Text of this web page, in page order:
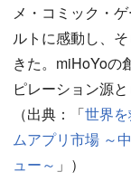
メ・コミック・
ルトに感動し、
きた。miHoYoの
ピレーション源
（出典：「世界
ムアプリ市場 ～
ュー～ 」）